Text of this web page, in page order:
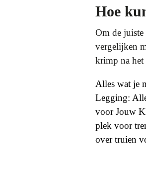
Hoe
Om de juiste
vergelijken
krimp na het
Alles wat je
Legging:
voor Jouw
plek voor
over truien